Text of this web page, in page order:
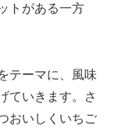
トがある一方
テーマに、風味
ていきます。さ
おいしくいちご